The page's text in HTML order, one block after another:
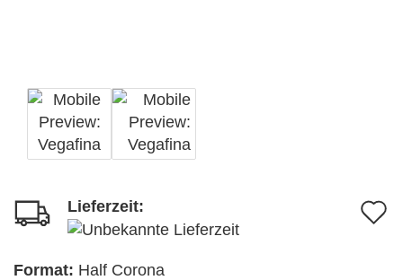
Lieferzeit:
Format: Half Corona